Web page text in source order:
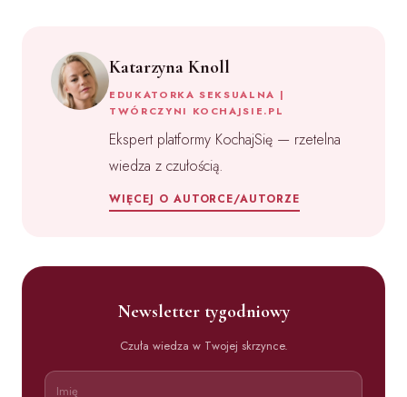
Katarzyna Knoll
EDUKATORKA SEKSUALNA |
TWÓRCZYNI KOCHAJSIE.PL
Ekspert platformy KochajSię — rzetelna
wiedza z czułością.
WIĘCEJ O AUTORCE/AUTORZE
Newsletter tygodniowy
Czuła wiedza w Twojej skrzynce.